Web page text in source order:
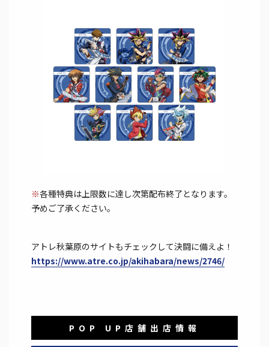
※各種特典は上限数に達し次第配布終了となります。
予めご了承ください。
アトレ秋葉原のサイトもチェックして決闘に備えよ！
https://www.atre.co.jp/akihabara/news/2746/
POP UP店舗出店情報